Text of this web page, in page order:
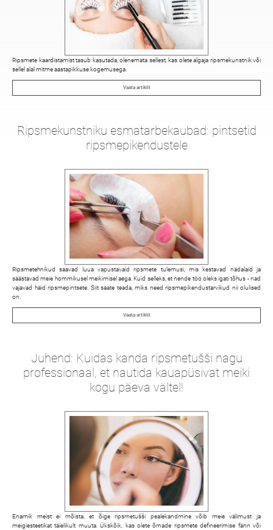
Ripsmete kaardistamist tasub kasutada, olenemata sellest, kas olete algaja ripsmekunstnik või
sellel alal mitme aastapikkuse kogemusega.
Vaata artiklit
Ripsmekunstniku esmatarbekaubad: pintsetid
ripsmepikendustele
Ripsmetehnikud saavad luua vapustavaid ripsmete tulemusi, mis kestavad nädalaid ja
säästavad meie hommikusel meikimisel aega. Kuid selleks, et nende töö oleks igati tõhus - nad
vajavad häid ripsmepintsete. Siit saate teada, miks need ripsmepikendustarvikud nii olulised
on.
Vaata artiklit
Juhend: Kuidas kanda ripsmetušši nagu
professionaal, et nautida kauapüsivat meiki
kogu päeva vältel!
Enamik meist ei mõista, et õige ripsmetušši pealekandmine võib meie välimust ja
meigiesteetikat täielikult muuta. Ükskõik, kas olete õrnade ripsmete defineerimise fänn või